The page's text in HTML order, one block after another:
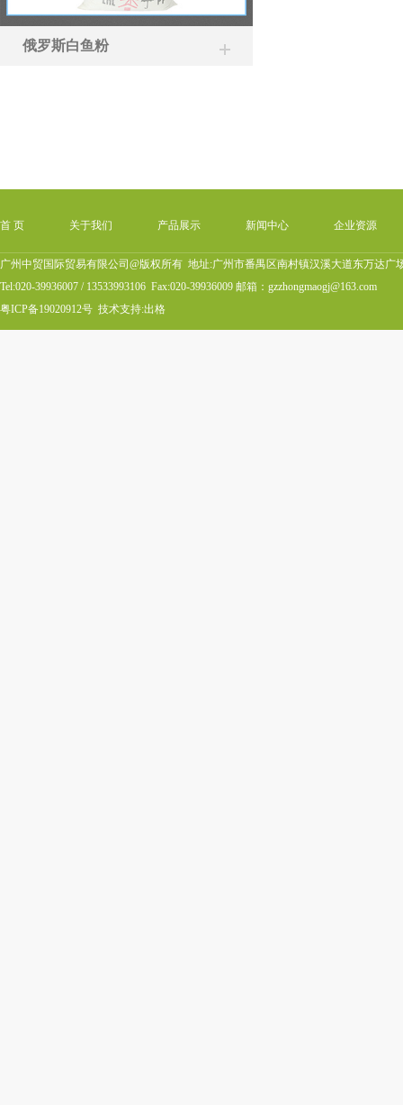
俄罗斯白鱼粉
首 页 关于我们 产品展示 新闻中心 企业资源
广州中贸国际贸易有限公司@版权所有 地址:广州市番禺区南村镇汉溪大道东万达广
Tel:020-39936007 / 13533993106 Fax:020-39936009 邮箱：gzzhongmaogj@163.com
粤ICP备19020912号 技术支持:出格